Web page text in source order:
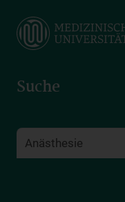
main
Suche